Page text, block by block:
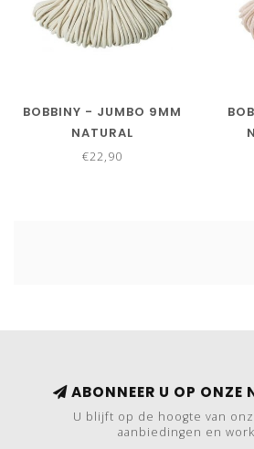
BOBBINY - JUMBO 9MM
NATURAL
€22,90
ABONNEER U OP ONZE
U blijft op de hoogte van
aanbiedingen en